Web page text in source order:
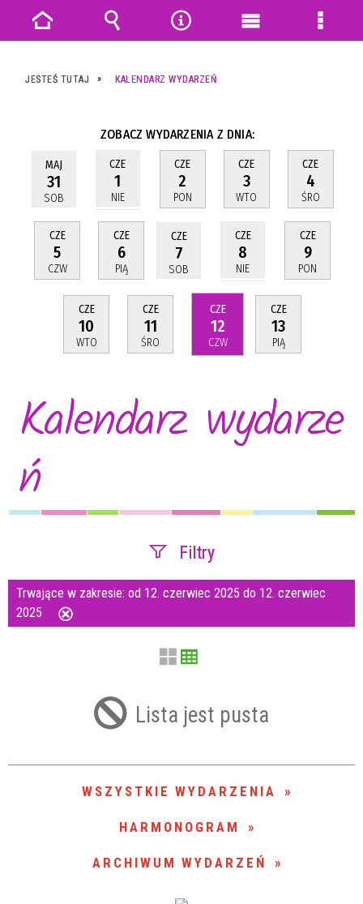
JESTEŚ TUTAJ KALENDARZ WYDARZEŃ
ZOBACZ WYDARZENIA Z DNIA:
MAJ
31
SOB
CZE
1
NIE
CZE
2
PON
CZE
3
WTO
CZE
4
ŚRO
CZE
5
CZW
CZE
6
PIĄ
CZE
7
SOB
CZE
8
NIE
CZE
9
PON
CZE
10
WTO
CZE
11
ŚRO
CZE
12
CZW
CZE
13
PIĄ
Kalendarz wydarze
ń
Filtry
Szukana fraza
Trwające w zakresie
—
Trwające w zakresie: od 12. czerwiec 2025 do 12. czerwiec
2025
Lista jest pusta
WSZYSTKIE WYDARZENIA
HARMONOGRAM
ARCHIWUM WYDARZEŃ
Strona
główna
Wyszukiwarka
NarzędziaMenu
Menu